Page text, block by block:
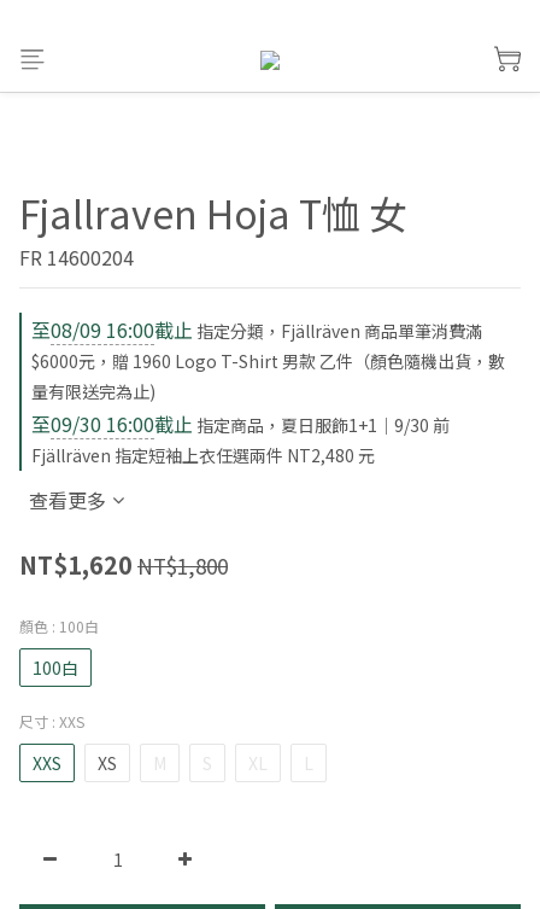
Fjallraven Hoja T恤 女
FR 14600204
至08/09 16:00截止 指定分類，Fjällräven 商品單筆消費滿
$6000元，贈 1960 Logo T-Shirt 男款 乙件（顏色隨機出貨，數
量有限送完為止)
至09/30 16:00截止 指定商品，夏日服飾1+1｜9/30 前
Fjällräven 指定短袖上衣任選兩件 NT2,480 元
查看更多
NT$1,620 NT$1,800
顏色 : 100白
100白
尺寸 : XXS
XXS XS M S XL L